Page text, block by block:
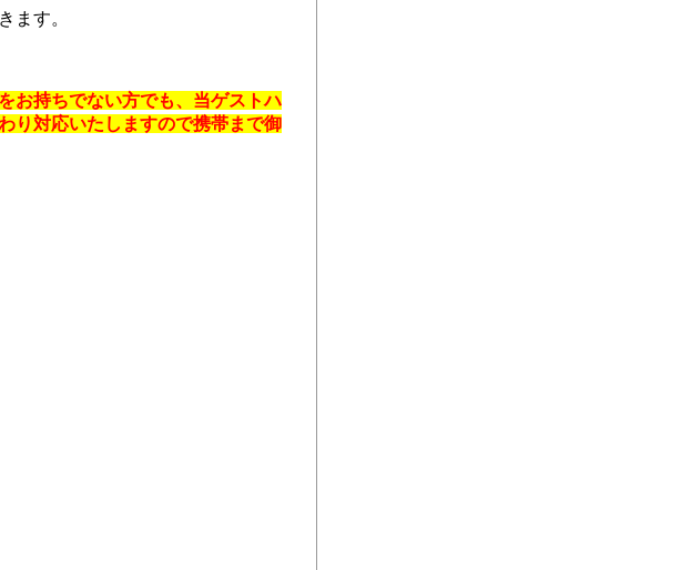
ます。
お持ちでない方でも、当ゲストハ
り対応いたしますので携帯まで御